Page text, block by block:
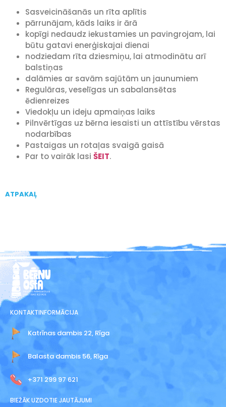
Sasveicināšanās un rīta aplītis
pārrunājam, kāds laiks ir ārā
kopīgi nedaudz iekustamies un pavingrojam, lai
būtu gatavi enerģiskajai dienai
nodziedam rīta dziesmiņu, lai atmodinātu arī
balstiņas
dalāmies ar savām sajūtām un jaunumiem
Regulāras, veselīgas un sabalansētas
ēdienreizes
Viedokļu un ideju apmaiņas laiks
Pilnvērtīgas uz bērna iesaisti un attīstību vērstas
nodarbības
Pastaigas un rotaļas svaigā gaisā
Par to vairāk lasi ŠEIT.
ATPAKAĻ
KONTAKTINFORMĀCIJA
Katrīnas dambis 22, Rīga
Balasta dambis 56, Rīga
+371 299 97 621
BIEŽĀK UZDOTIE JAUTĀJUMI